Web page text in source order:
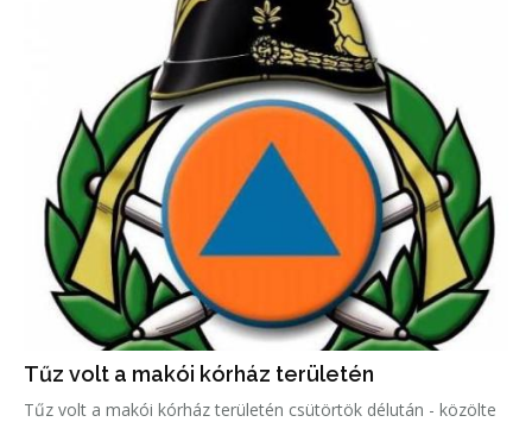
Tűz volt a makói kórház területén
Tűz volt a makói kórház területén csütörtök délután - közölte